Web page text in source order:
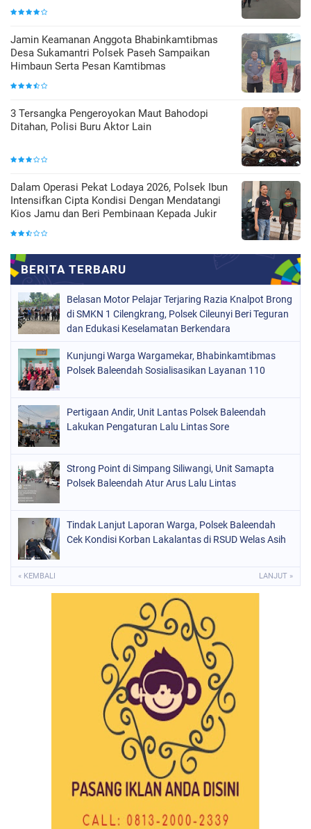
Jamin Keamanan Anggota Bhabinkamtibmas
Desa Sukamantri Polsek Paseh Sampaikan
Himbaun Serta Pesan Kamtibmas
3 Tersangka Pengeroyokan Maut Bahodopi
Ditahan, Polisi Buru Aktor Lain
Dalam Operasi Pekat Lodaya 2026, Polsek Ibun
Intensifkan Cipta Kondisi Dengan Mendatangi
Kios Jamu dan Beri Pembinaan Kepada Jukir
Belasan Motor Pelajar Terjaring Razia Knalpot Brong
di SMKN 1 Cilengkrang, Polsek Cileunyi Beri Teguran
dan Edukasi Keselamatan Berkendara
Kunjungi Warga Wargamekar, Bhabinkamtibmas
Polsek Baleendah Sosialisasikan Layanan 110
Pertigaan Andir, Unit Lantas Polsek Baleendah
Lakukan Pengaturan Lalu Lintas Sore
Strong Point di Simpang Siliwangi, Unit Samapta
Polsek Baleendah Atur Arus Lalu Lintas
Tindak Lanjut Laporan Warga, Polsek Baleendah
Cek Kondisi Korban Lakalantas di RSUD Welas Asih
« KEMBALI LANJUT »